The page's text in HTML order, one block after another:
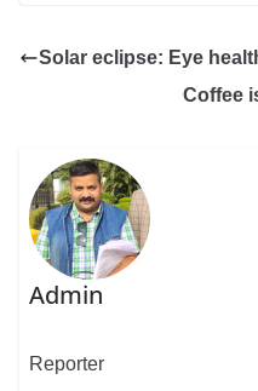
Solar eclipse: Eye
Coffee
Admin
Reporter